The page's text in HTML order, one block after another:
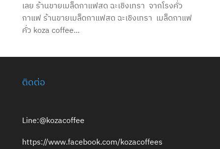
เลย ร้านขายเมล็ดกาแฟสด ฉะเชิงเทรา จากโรงคั่ว
กาแฟ ร้านขายเมล็ดกาแฟสด ฉะเชิงเทรา เมล็ดกาแฟ
คั่ว koza coffee...
ติดต่อ
Line:@kozacoffee
https://www.facebook.com/kozacoffees